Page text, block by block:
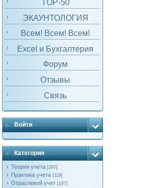
TOP-50
ЭКАУНТОЛОГИЯ
Всем! Всем! Всем!
Excel и Бухгалтерия
Форум
Отзывы
Связь
Войти
Категория
Теория учета [297]
Практика учета [118]
Отраслевой учет [197]